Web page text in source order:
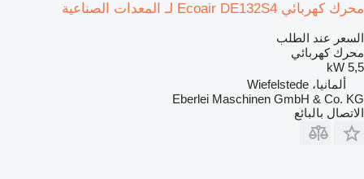
محرك كهربائي Ecoair DE132S4 لـ المعدات الصناعية
السعر عند الطلب
محرك كهربائي
5,5 kW
ألمانيا، Wiefelstede
Eberlei Maschinen GmbH & Co. KG
الاتصال بالبائع